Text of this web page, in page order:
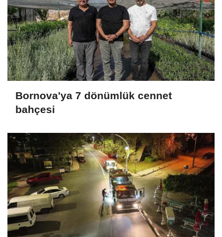
Bornova'ya 7 dönümlük cennet
bahçesi